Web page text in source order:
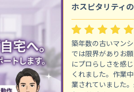
ホスピタリティ
築年数の古いマン
では限界がありお
にプロらしさを感
くれました。作業
業されていました